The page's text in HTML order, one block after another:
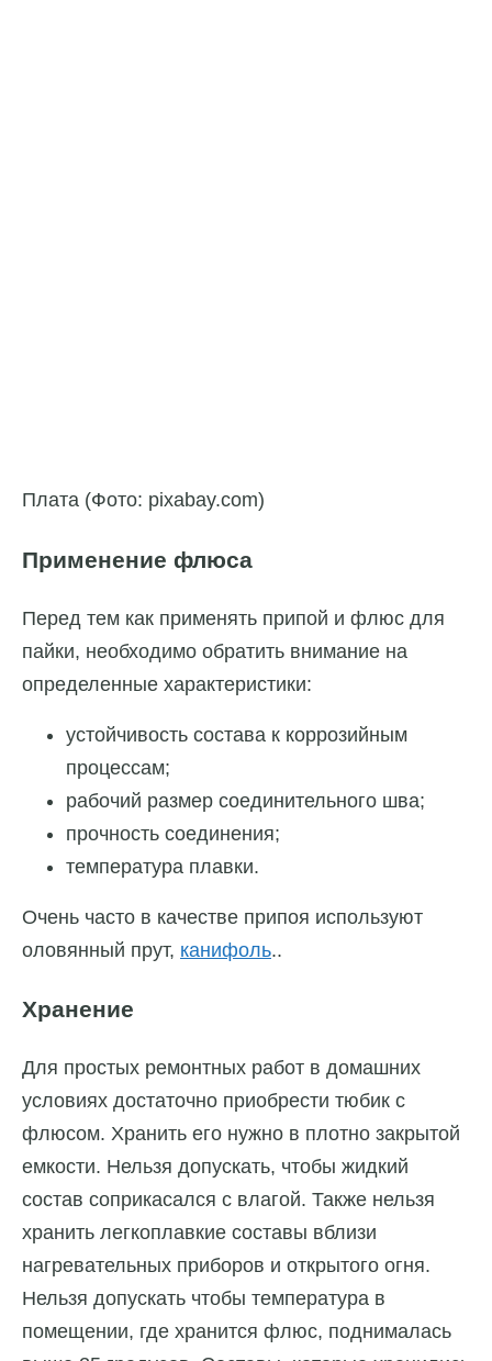
Плата (Фото: pixabay.com)
Применение флюса
Перед тем как применять припой и флюс для
пайки, необходимо обратить внимание на
определенные характеристики:
устойчивость состава к коррозийным
процессам;
рабочий размер соединительного шва;
прочность соединения;
температура плавки.
Очень часто в качестве припоя используют
оловянный прут, канифоль..
Хранение
Для простых ремонтных работ в домашних
условиях достаточно приобрести тюбик с
флюсом. Хранить его нужно в плотно закрытой
емкости. Нельзя допускать, чтобы жидкий
состав соприкасался с влагой. Также нельзя
хранить легкоплавкие составы вблизи
нагревательных приборов и открытого огня.
Нельзя допускать чтобы температура в
помещении, где хранится флюс, поднималась